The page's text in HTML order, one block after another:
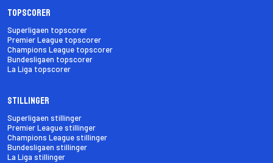
Topscorer
Superligaen topscorer
Premier League topscorer
Champions League topscorer
Bundesligaen topscorer
La Liga topscorer
Stillinger
Superligaen stillinger
Premier League stillinger
Champions League stillinger
Bundesligaen stillinger
La Liga stillinger